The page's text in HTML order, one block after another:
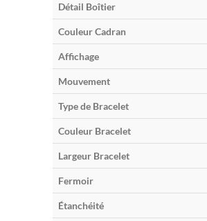
Détail Boîtier
Couleur Cadran
Affichage
Mouvement
Type de Bracelet
Couleur Bracelet
Largeur Bracelet
Fermoir
Étanchéité